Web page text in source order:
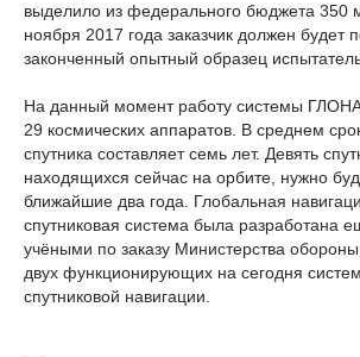
выделило из федерального бюджета 350
ноября 2017 года заказчик должен будет
законченный опытный образец
На данный момент работу системы
29 космических аппаратов. В среднем
спутника составляет семь лет. Девять
находящихся сейчас на орбите, нужно
ближайшие два года. Глобальная
спутниковая система была разработана
учёными по заказу Министерства
двух функционирующих на сегодня
спутниковой навигации.